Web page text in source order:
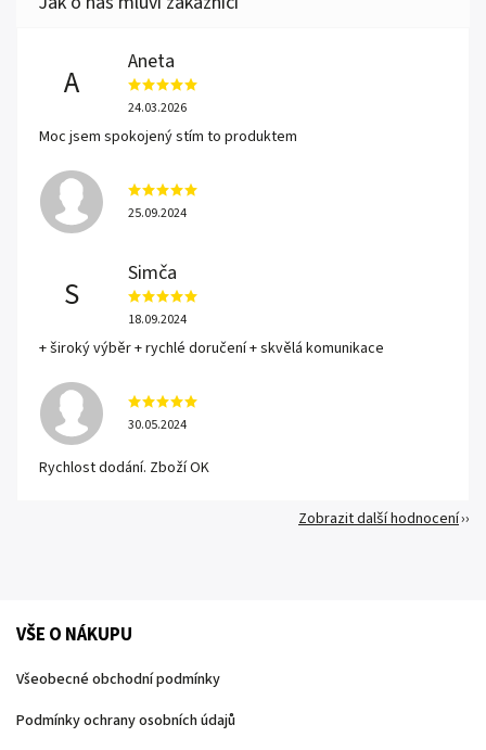
A
Aneta
24.03.2026
Moc jsem spokojený stím to produktem
25.09.2024
S
Simča
18.09.2024
+ široký výběr + rychlé doručení + skvělá komunikace
30.05.2024
Rychlost dodání. Zboží OK
Zobrazit další hodnocení
VŠE O NÁKUPU
Všeobecné obchodní podmínky
Podmínky ochrany osobních údajů